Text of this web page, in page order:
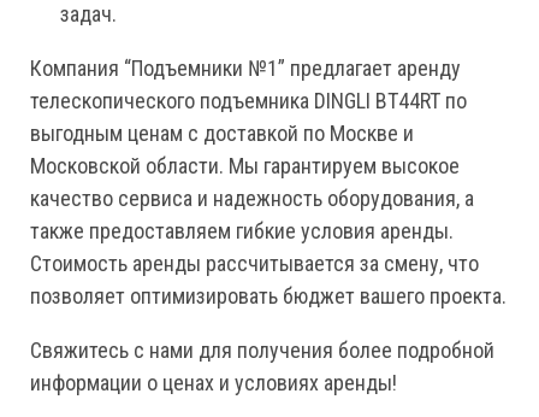
задач.
Компания “Подъемники №1” предлагает аренду
телескопического подъемника DINGLI BT44RT по
выгодным ценам с доставкой по Москве и
Московской области. Мы гарантируем высокое
качество сервиса и надежность оборудования, а
также предоставляем гибкие условия аренды.
Стоимость аренды рассчитывается за смену, что
позволяет оптимизировать бюджет вашего проекта.
Свяжитесь с нами для получения более подробной
информации о ценах и условиях аренды!